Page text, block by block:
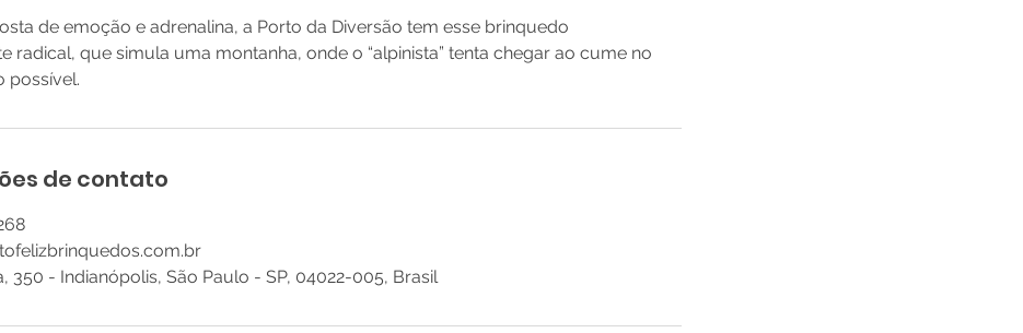
de emoção e adrenalina, a Porto da Diversão tem esse brinquedo
radical, que simula uma montanha, onde o “alpinista” tenta chegar ao cume no
possível.
de contato
350 - Indianópolis, São Paulo - SP, 04022-005, Brasil